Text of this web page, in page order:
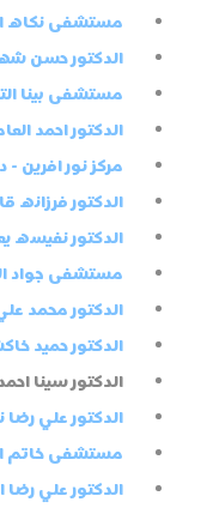
مستشفى نكاه
الدكتور حسن
مستشفى بينا
الدكتور احمد
مركز نور افرين
الدكتور فرزانه
الدكتور نفيسه
مستشفى جواد
الدكتور محمد
الدكتور حميد
الدكتور سينا
الدكتور علي رضا
مستشفى خاتم
الدكتور علي